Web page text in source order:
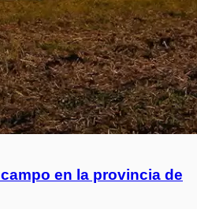
en la provincia de